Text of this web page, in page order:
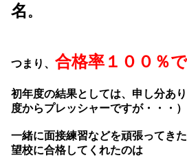
名 。
つまり、 合格率１００％
初年度の結果としては、申し分あ
度からプレッシャーですが・・・）
一緒に面接練習などを頑張ってき
望校に合格してくれたのは